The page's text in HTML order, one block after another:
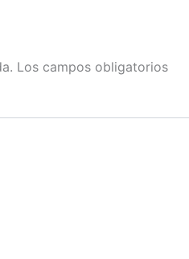
Los campos obligatorios